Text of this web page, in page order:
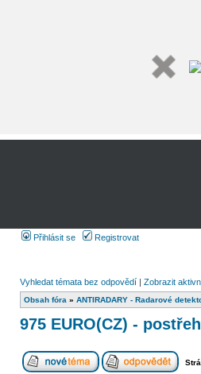
Přihlásit se Registrovat
Vyhledat témata bez odpovědí | Zobrazit
Obsah fóra » ANTIRADARY - Radarové
975 EURO(CZ) -